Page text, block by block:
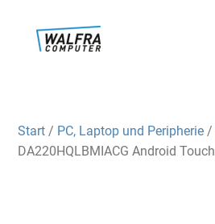
Start / PC, Laptop und Peripherie /
DA220HQLBMIACG Android Touch